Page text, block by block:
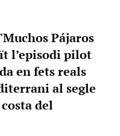
Pájaros
l’episodi pilot
en fets reals
al segle
del